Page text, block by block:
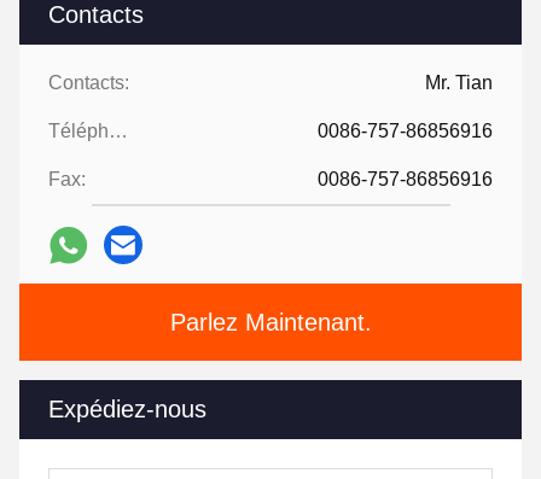
Contacts
Contacts: Mr. Tian
Téléphone: 0086-757-86856916
Fax: 0086-757-86856916
Parlez Maintenant.
Expédiez-nous